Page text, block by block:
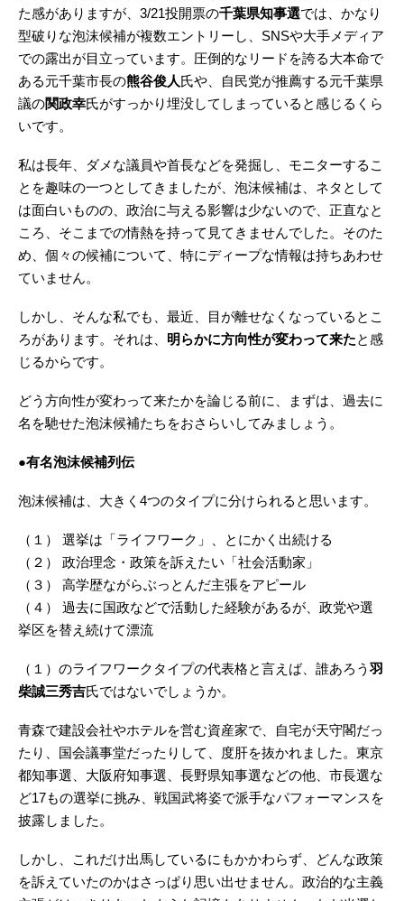
た感がありますが、3/21投開票の千葉県知事選では、かなり
型破りな泡沫候補が複数エントリーし、SNSや大手メディア
での露出が目立っています。圧倒的なリードを誇る大本命で
ある元千葉市長の熊谷俊人氏や、自民党が推薦する元千葉県
議の関政幸氏がすっかり埋没してしまっていると感じるくら
いです。
私は長年、ダメな議員や首長などを発掘し、モニターするこ
とを趣味の一つとしてきましたが、泡沫候補は、ネタとして
は面白いものの、政治に与える影響は少ないので、正直なと
ころ、そこまでの情熱を持って見てきませんでした。そのた
め、個々の候補について、特にディープな情報は持ちあわせ
ていません。
しかし、そんな私でも、最近、目が離せなくなっているとこ
ろがあります。それは、 明らかに方向性が変わって来たと感
じるからです。
どう方向性が変わって来たかを論じる前に、まずは、過去に
名を馳せた泡沫候補たちをおさらいしてみましょう。
●有名泡沫候補列伝
泡沫候補は、大きく4つのタイプに分けられると思います。
（１） 選挙は「ライフワーク」、とにかく出続ける
（２） 政治理念・政策を訴えたい「社会活動家」
（３） 高学歴ながらぶっとんだ主張をアピール
（４） 過去に国政などで活動した経験があるが、政党や選
挙区を替え続けて漂流
（１）のライフワークタイプの代表格と言えば、誰あろう 羽
柴誠三秀吉氏ではないでしょうか。
青森で建設会社やホテルを営む資産家で、自宅が天守閣だっ
たり、国会議事堂だったりして、度肝を抜かれました。東京
都知事選、大阪府知事選、長野県知事選などの他、市長選な
ど17もの選挙に挑み、戦国武将姿で派手なパフォーマンスを
披露しました。
しかし、これだけ出馬しているにもかかわらず、どんな政策
を訴えていたのかはさっぱり思い出せません。政治的な主義